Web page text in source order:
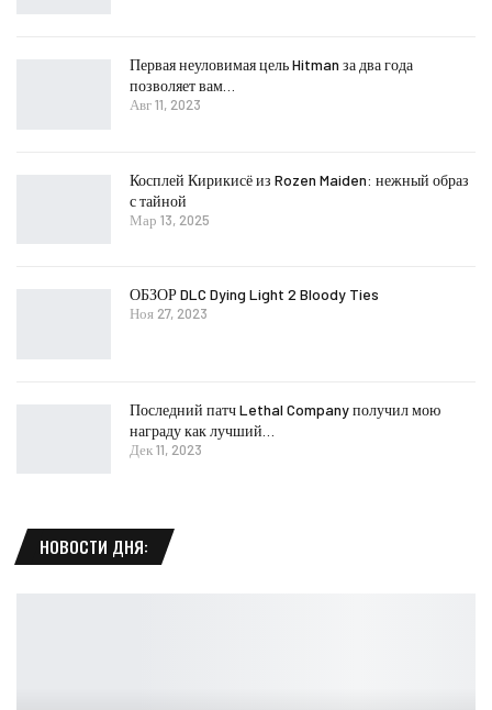
Первая неуловимая цель Hitman за два года
позволяет вам…
Авг 11, 2023
Косплей Кирикисё из Rozen Maiden: нежный образ
с тайной
Мар 13, 2025
ОБЗОР DLC Dying Light 2 Bloody Ties
Ноя 27, 2023
Последний патч Lethal Company получил мою
награду как лучший…
Дек 11, 2023
НОВОСТИ ДНЯ: